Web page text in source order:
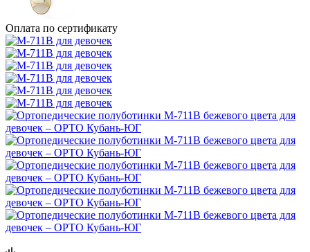
Оплата по сертификату